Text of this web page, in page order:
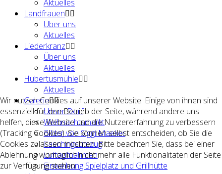
Aktuelles
Landfrauen
Über uns
Aktuelles
Liederkranz
Über uns
Aktuelles
Hubertusmühle
Aktuelles
Galerie
Unser Dorf
Weihnachtsmarkt
Bilder von Siggi Maeker
Faschingsumzug
Luftaufnahmen
Einweihung Spielplatz und Grillhütte
Wir nutzen Cookies auf unserer Website. Einige von ihnen sind
essenziell für den Betrieb der Seite, während andere uns
helfen, diese Website und die Nutzererfahrung zu verbessern
(Tracking Cookies). Sie können selbst entscheiden, ob Sie die
Cookies zulassen möchten. Bitte beachten Sie, dass bei einer
Ablehnung womöglich nicht mehr alle Funktionalitäten der Seite
zur Verfügung stehen.